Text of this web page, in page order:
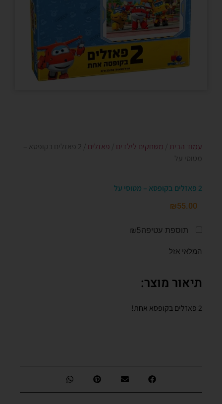
עמוד הבית משחקים לילדים פאזלים
/ 2 פאזלים בקופסא –
מטוסי על
2 פאזלים בקופסא – מטוסי על
₪55.00
תוספת עטיפה₪5
המלאי אזל
תיאור מוצר:
2 פאזלים בקופסא אחת!